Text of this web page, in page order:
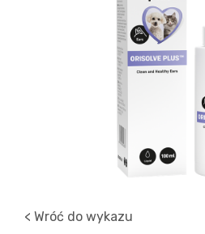
< Wróć do wykazu